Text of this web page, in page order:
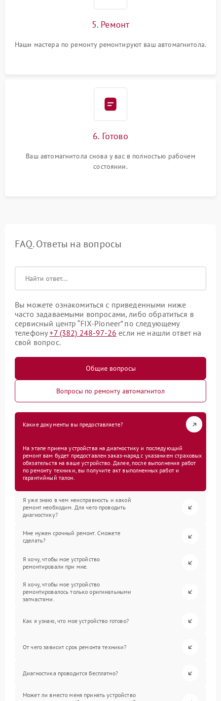
5. Ремонт
Наши мастера по ремонту ремонтируют ваш автомагнитола.
6. Готово
Ваш автомагнитола снова у вас в полностью рабочем
состоянии.
FAQ. Ответы на вопросы
Вы можете ознакомиться с приведенными ниже
часто задаваемыми вопросами, либо обратиться в
сервисный центр “FIX-Pioneer” по следующему
телефону+7 (382) 248-97-26 если не нашли ответ на
свой вопрос.
Общие вопросы
Вопросы по ремонту автомагнитол
Какие документы вы предоставляете?
На этапе приема устройства на диагностику и последующий
ремонт вам будет предоставлен заказ-наряд с указанием страховых
обязательств на ваше устройство. Далее, после выполнения работ
по ремонту техники, вы получите акт выполненных работ и
гарантийный талон.
Я уже знаю в чем неисправность и какой
ремонт необходим. Для чего проводить
диагностику?
Мне нужен срочный ремонт. Сможете
сделать?
Я хочу, чтобы мое устройство
ремонтировали при мне.
Я хочу, чтобы мое устройство
ремонтировалось только оригинальными
запчастями.
Как я узнаю, что мое устройство готово?
От чего зависит срок ремонта техники?
Диагностика проводится бесплатно?
Может ли вместо меня принять устройство